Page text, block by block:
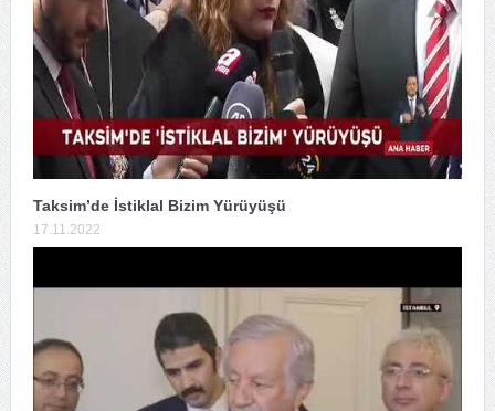
Taksim’de İstiklal Bizim Yürüyüşü
17.11.2022